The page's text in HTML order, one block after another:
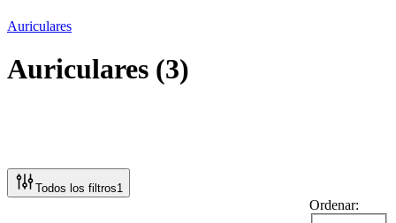
Auriculares
Auriculares (3)
Todos los filtros1
Ordenar: